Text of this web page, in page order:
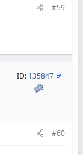
#59
ID: 135847
#60